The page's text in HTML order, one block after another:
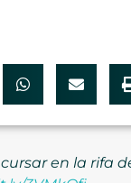
en la rifa